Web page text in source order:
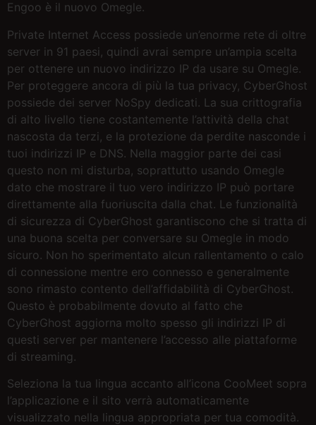
Engoo è il nuovo Omegle.
Private Internet Access possiede un’enorme rete di oltre
server in 91 paesi, quindi avrai sempre un’ampia scelta
per ottenere un nuovo indirizzo IP da usare su Omegle.
Per proteggere ancora di più la tua privacy, CyberGhost
possiede dei server NoSpy dedicati. La sua crittografia
di alto livello tiene costantemente l’attività della chat
nascosta da terzi, e la protezione da perdite nasconde i
tuoi indirizzi IP e DNS. Nella maggior parte dei casi
questo non mi disturba, soprattutto usando Omegle
dato che mostrare il tuo vero indirizzo IP può portare
direttamente alla fuoriuscita dalla chat. Le funzionalità
di sicurezza di CyberGhost garantiscono che si tratta di
una buona scelta per conversare su Omegle in modo
sicuro. Non ho sperimentato alcun rallentamento o calo
di connessione mentre ero connesso e generalmente
sono rimasto contento dell’affidabilità di CyberGhost.
Questo è probabilmente dovuto al fatto che
CyberGhost aggiorna molto spesso gli indirizzi IP di
questi server per mantenere l’accesso alle piattaforme
di streaming.
Seleziona la tua lingua accanto all’icona CooMeet sopra
l’applicazione e il sito verrà automaticamente
visualizzato nella lingua appropriata per tua comodità.